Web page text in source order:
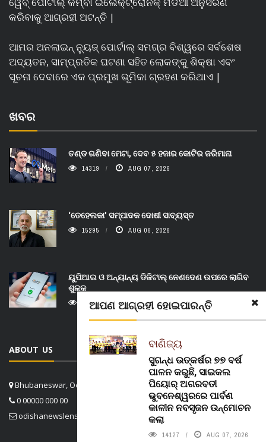
ଆପଣ ଆଗ୍ରହୀ ହୋଇପାରନ୍ତି
ବାଣିଜ୍ୟ
ସୁଗନ୍ଧ ଉତ୍କର୍ଷର ୭୭ ବର୍ଷ
ପାଳନ କରୁଛି, ସାଇକଲ
ପିୟୋର୍‌ ଅଗରବତୀ
ଭୁବନେଶ୍ୱରରେ ପାର୍ବଣ
କାଳୀନ ନବସୃଜନ ଉନ୍ମୋଚନ
କଲା
14127 AUG 07, 2026
କରିବାକୁ ଆଗ୍ରହୀ ଅଟନ୍ତି |
ଆମର ଅନଲାଇନ୍ ନ୍ୟୁଜ୍ ପୋର୍ଟାଲ୍ ସମଗ୍ର ବିଶ୍ୱରେ ସର୍ବଶେଷ
ଅଦ୍ୟତନ, ସାମ୍ପ୍ରତିକ ଘଟଣା ସହିତ ଲୋକଙ୍କୁ ଶିକ୍ଷା ଏବଂ
ସୂଚନା ଦେବାରେ ଏକ ପ୍ରମୁଖ ଭୂମିକା ଗ୍ରହଣ କରିଥାଏ |
ଖବର
ତଣ୍ଡ ଗଣିବା ମେଟା, ଦେବ ୫ ହଜାର କୋଟିର ଜରିମାନା
14319 AUG 07, 2026
‘ତେହେଲକା’ ସମ୍ପାଦକ ଦୋଷୀ ସାବ୍ୟସ୍ତ
15295 AUG 06, 2026
ୟୁପିଆଇ ଓ ଅନ୍ୟାନ୍ୟ ଡିଜିଟାଲ୍ ନେଣଦେଣ ଉପରେ ଲାଗିବ
ଶୁଳ୍କ
13482 AUG 07, 2026
ABOUT US
Bhubaneswar, Odisha, India
0 00000 000 00
odishanewslens@gmail.com